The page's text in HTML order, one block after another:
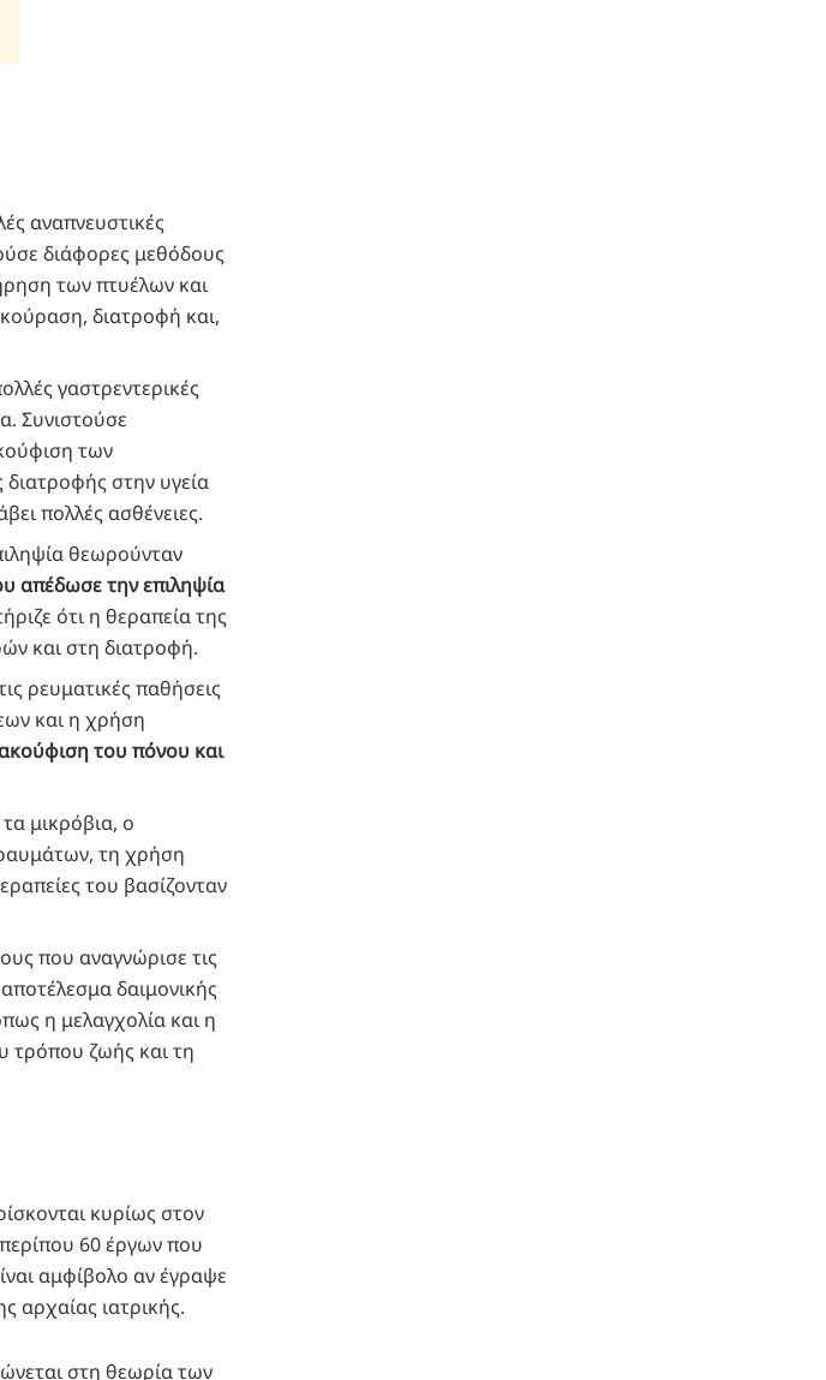
αναπνευστικές
διάφορες μεθόδους
των πτυέλων και
διατροφή και,
γαστρεντερικές
Συνιστούσε
των
στην υγεία
πολλές ασθένειες.
θεωρούνταν
απέδωσε την επιληψία
ότι η θεραπεία της
και στη διατροφή.
ρευματικές παθήσεις
και η χρήση
του πόνου και
μικρόβια, ο
τη χρήση
του βασίζονταν
που αναγνώρισε τις
δαιμονικής
η μελαγχολία και η
τρόπου ζωής και τη
κυρίως στον
60 έργων που
αμφίβολο αν έγραψε
αρχαίας ιατρικής.
στη θεωρία των